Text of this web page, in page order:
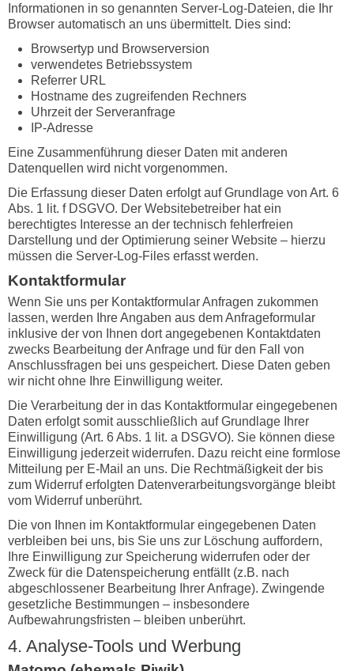
Informationen in so genannten Server-Log-Dateien, die Ihr
Browser automatisch an uns übermittelt. Dies sind:
Browsertyp und Browserversion
verwendetes Betriebssystem
Referrer URL
Hostname des zugreifenden Rechners
Uhrzeit der Serveranfrage
IP-Adresse
Eine Zusammenführung dieser Daten mit anderen
Datenquellen wird nicht vorgenommen.
Die Erfassung dieser Daten erfolgt auf Grundlage von Art. 6
Abs. 1 lit. f DSGVO. Der Websitebetreiber hat ein
berechtigtes Interesse an der technisch fehlerfreien
Darstellung und der Optimierung seiner Website – hierzu
müssen die Server-Log-Files erfasst werden.
Kontaktformular
Wenn Sie uns per Kontaktformular Anfragen zukommen
lassen, werden Ihre Angaben aus dem Anfrageformular
inklusive der von Ihnen dort angegebenen Kontaktdaten
zwecks Bearbeitung der Anfrage und für den Fall von
Anschlussfragen bei uns gespeichert. Diese Daten geben
wir nicht ohne Ihre Einwilligung weiter.
Die Verarbeitung der in das Kontaktformular eingegebenen
Daten erfolgt somit ausschließlich auf Grundlage Ihrer
Einwilligung (Art. 6 Abs. 1 lit. a DSGVO). Sie können diese
Einwilligung jederzeit widerrufen. Dazu reicht eine formlose
Mitteilung per E-Mail an uns. Die Rechtmäßigkeit der bis
zum Widerruf erfolgten Datenverarbeitungsvorgänge bleibt
vom Widerruf unberührt.
Die von Ihnen im Kontaktformular eingegebenen Daten
verbleiben bei uns, bis Sie uns zur Löschung auffordern,
Ihre Einwilligung zur Speicherung widerrufen oder der
Zweck für die Datenspeicherung entfällt (z.B. nach
abgeschlossener Bearbeitung Ihrer Anfrage). Zwingende
gesetzliche Bestimmungen – insbesondere
Aufbewahrungsfristen – bleiben unberührt.
4. Analyse-Tools und Werbung